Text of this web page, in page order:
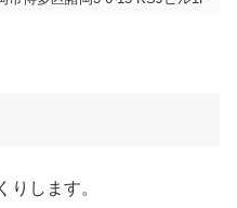
りします。